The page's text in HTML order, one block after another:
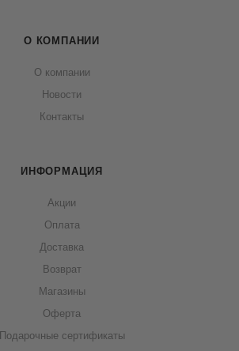
О КОМПАНИИ
О компании
Новости
Контакты
ИНФОРМАЦИЯ
Акции
Оплата
Доставка
Возврат
Магазины
Оферта
Подарочные сертификаты